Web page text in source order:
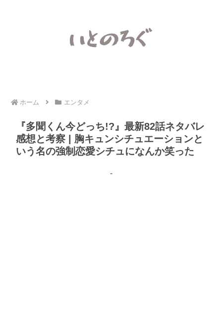
ホーム エンタメ
『多聞くん今どっち!?』最新82話ネタバレ
感想と考察 | 胸キュンシチュエーションと
いう名の強制恋愛シチュになんか笑った
-